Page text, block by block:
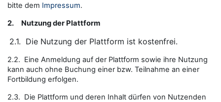
bitte dem Impressum.
2. Nutzung der Plattform
2.1. Die Nutzung der Plattform ist kostenfrei.
2.2. Eine Anmeldung auf der Plattform sowie ihre Nutzung
kann auch ohne Buchung einer bzw. Teilnahme an einer
Fortbildung erfolgen.
2.3. Die Plattform und deren Inhalt dürfen von Nutzenden